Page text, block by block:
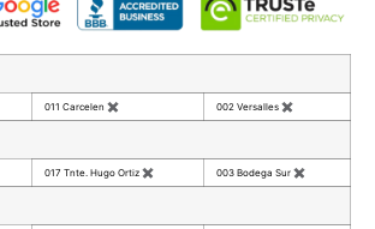
011 Carcelen ✖ 002 Versalles ✖
017 Tnte. Hugo Ortiz ✖ 003 Bodega Sur ✖